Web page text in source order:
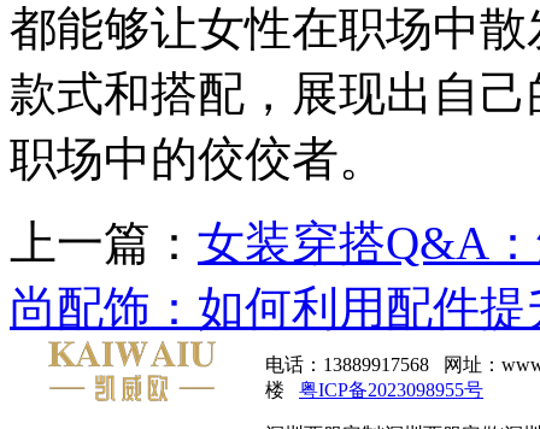
都能够让女性在职场中
款式和搭配，展现出自
职场中的佼佼者。
上一篇： 女装穿搭Q&A
尚配饰：如何利用配件
电话：13889917568 网址：
楼 粤ICP备2023098955号